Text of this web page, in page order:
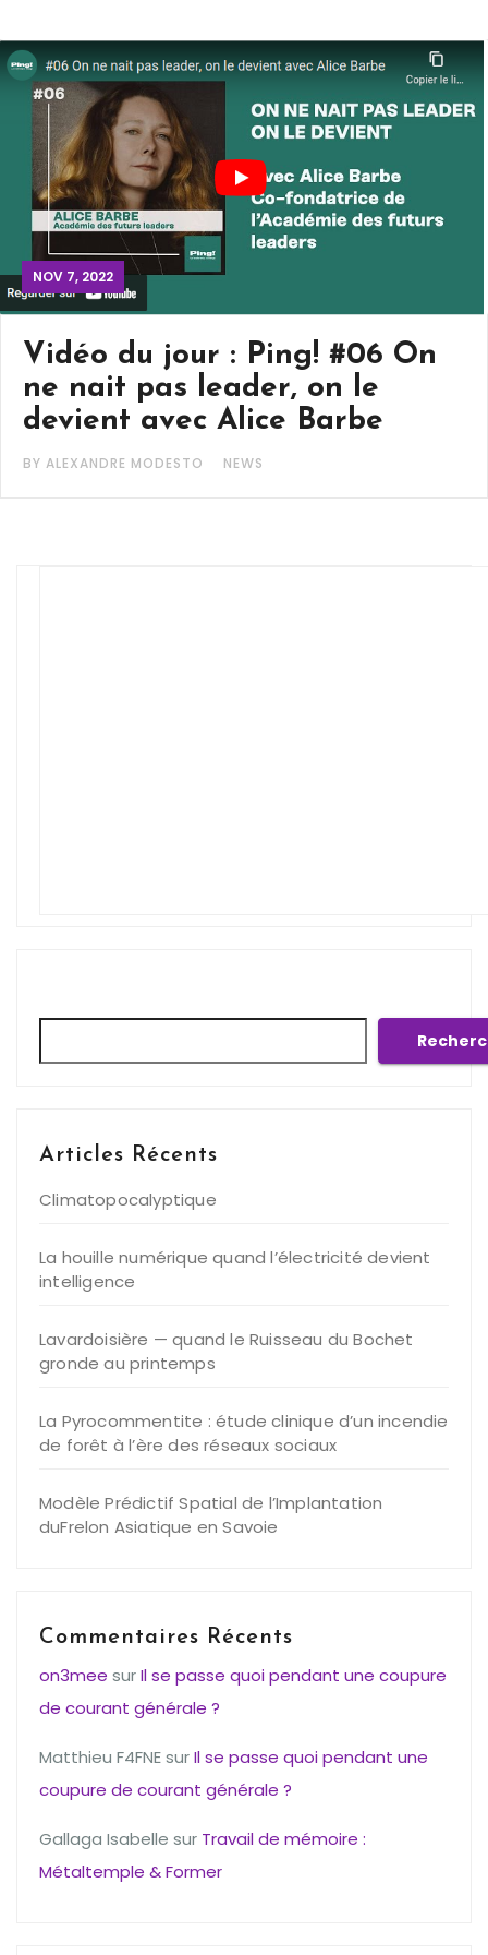
NOV 7, 2022
Vidéo du jour : Ping! #06 On
ne nait pas leader, on le
devient avec Alice Barbe
BY ALEXANDRE MODESTO NEWS
Articles Récents
Climatopocalyptique
La houille numérique quand l’électricité devient
intelligence
Lavardoisière — quand le Ruisseau du Bochet
gronde au printemps
La Pyrocommentite : étude clinique d’un incendie
de forêt à l’ère des réseaux sociaux
Modèle Prédictif Spatial de l’Implantation
duFrelon Asiatique en Savoie
Commentaires Récents
on3mee surIl se passe quoi pendant une coupure
de courant générale ?
Matthieu F4FNEsurIl se passe quoi pendant une
coupure de courant générale ?
Gallaga Isabelle sur Travail de mémoire :
Métaltemple & Former